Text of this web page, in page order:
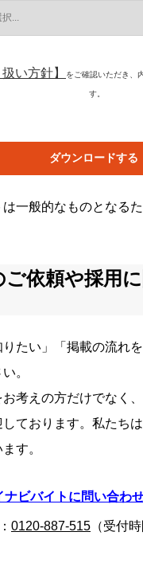
い方針】 をご確認いただき、
す。
ダウンロードする
一般的なものとなる
依頼や採用
たい」「掲載の流れ
。
考えの方だけでなく
ております。私たち
す。
ナビバイトに問い合わ
0120-887-515 （受付